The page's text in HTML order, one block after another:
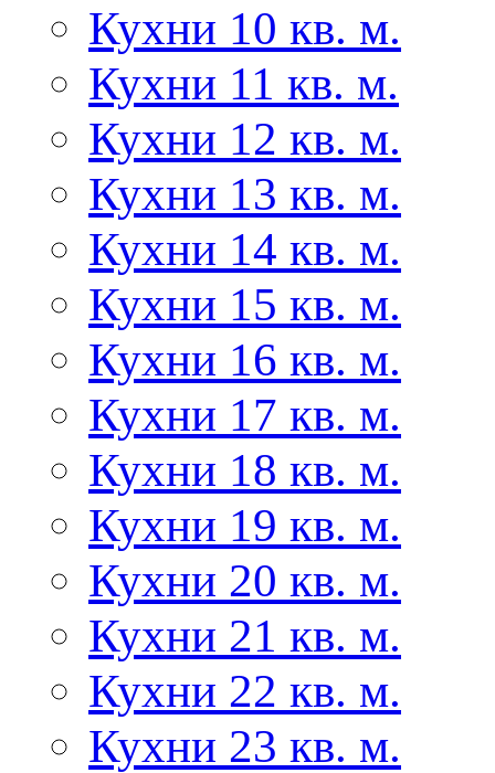
Кухни 10 кв. м.
Кухни 11 кв. м.
Кухни 12 кв. м.
Кухни 13 кв. м.
Кухни 14 кв. м.
Кухни 15 кв. м.
Кухни 16 кв. м.
Кухни 17 кв. м.
Кухни 18 кв. м.
Кухни 19 кв. м.
Кухни 20 кв. м.
Кухни 21 кв. м.
Кухни 22 кв. м.
Кухни 23 кв. м.